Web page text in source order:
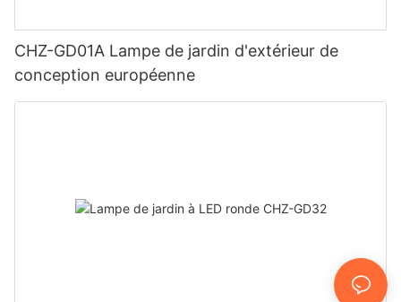
CHZ-GD01A Lampe de jardin d'extérieur de
conception européenne